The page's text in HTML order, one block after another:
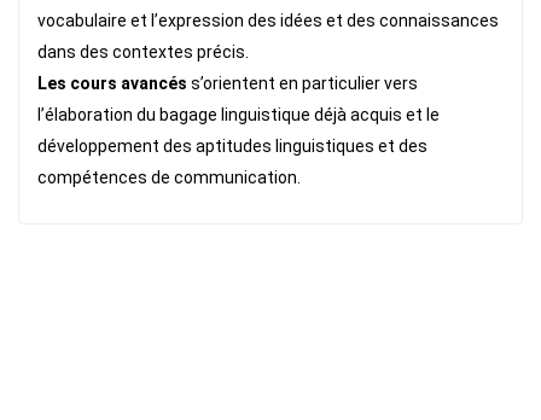
vocabulaire et l’expression des idées et des connaissances
dans des contextes précis.
Les cours avancés s’orientent en particulier vers
l’élaboration du bagage linguistique déjà acquis et le
développement des aptitudes linguistiques et des
compétences de communication.